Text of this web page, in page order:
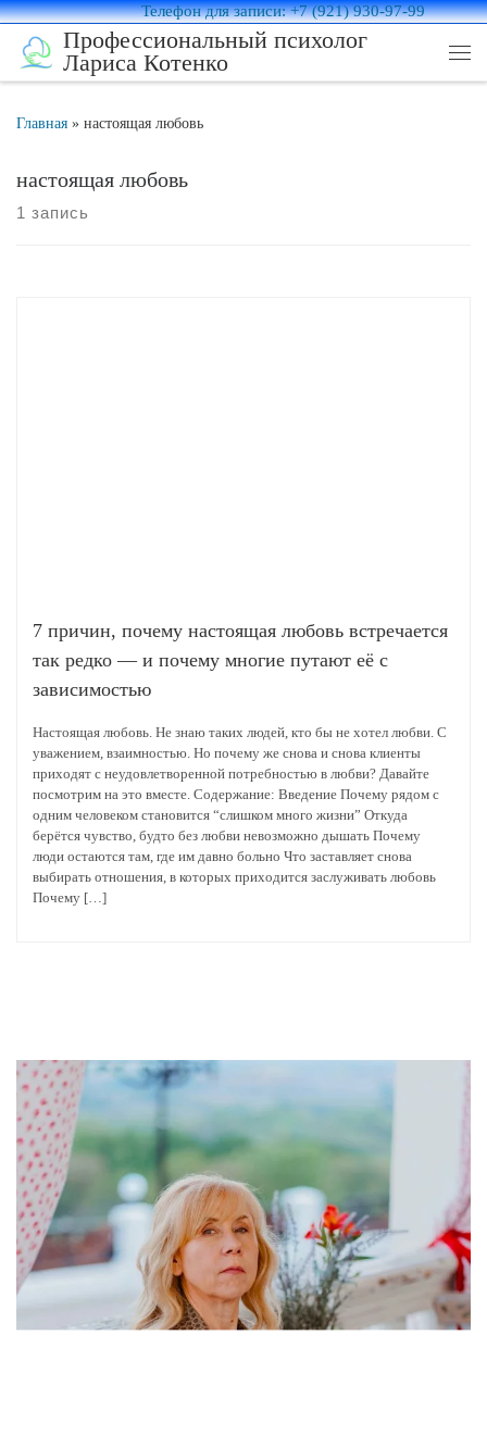
Перейти к содержимому
Телефон для записи: +7 (921) 930-97-99
Профессиональный психолог
Лариса Котенко
Главная » настоящая любовь
настоящая любовь
1 запись
7 причин, почему настоящая любовь встречается
так редко — и почему многие путают её с
зависимостью
Настоящая любовь. Не знаю таких людей, кто бы не хотел любви. С
уважением, взаимностью. Но почему же снова и снова клиенты
приходят с неудовлетворенной потребностью в любви? Давайте
посмотрим на это вместе. Содержание: Введение Почему рядом с
одним человеком становится “слишком много жизни” Откуда
берётся чувство, будто без любви невозможно дышать Почему
люди остаются там, где им давно больно Что заставляет снова
выбирать отношения, в которых приходится заслуживать любовь
Почему […]